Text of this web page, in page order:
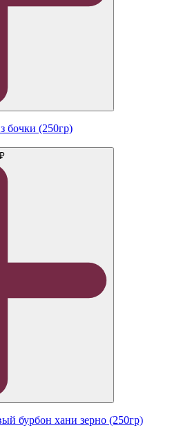
бочки (250гр)
бурбон хани зерно (250гр)